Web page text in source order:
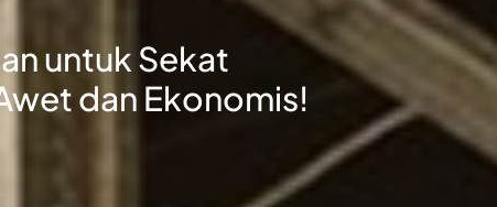
untuk Sekat
dan Ekonomis!